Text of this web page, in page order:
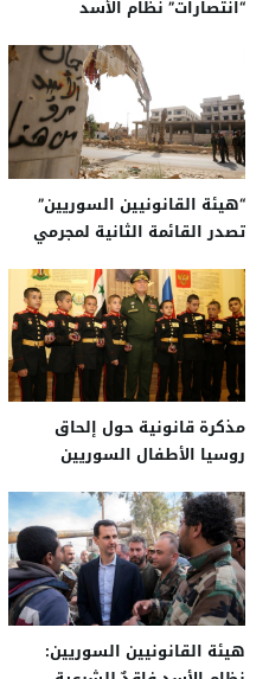
“انتصارات” نظام الأسد
“هيئة القانونيين السوريين”
تصدر القائمة الثانية لمجرمي
مذكرة قانونية حول إلحاق
روسيا الأطفال السوريين
هيئة القانونيين السوريين: